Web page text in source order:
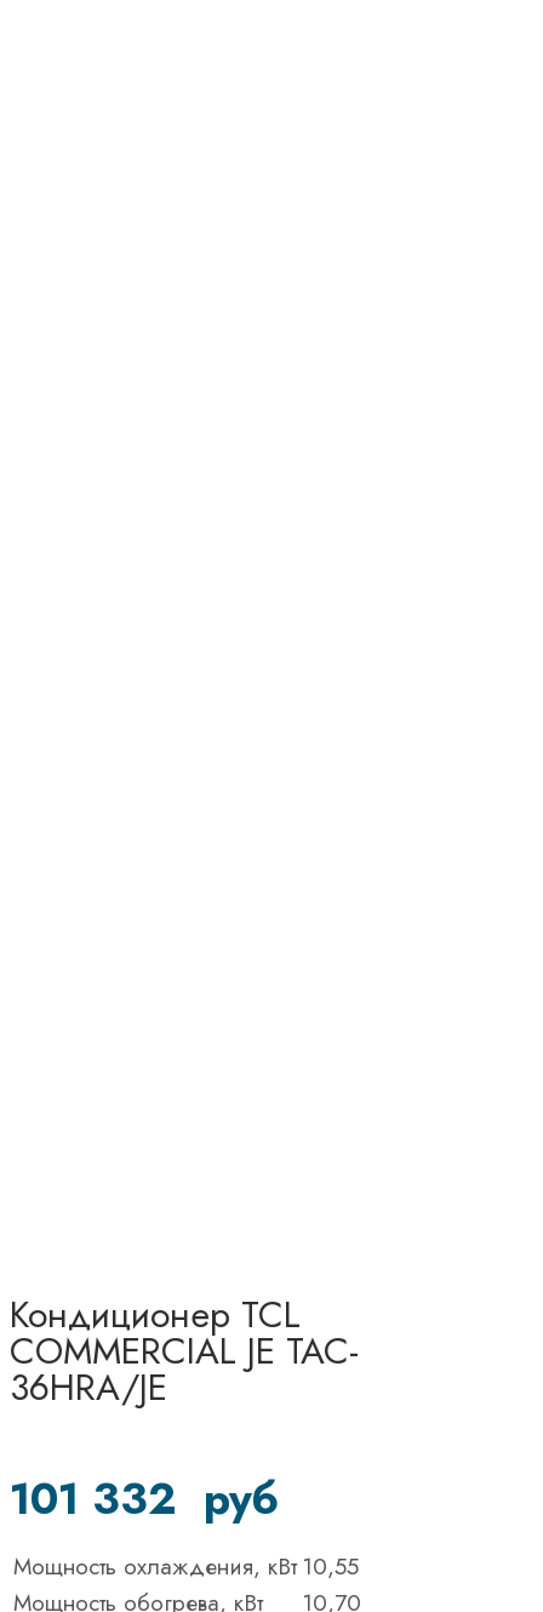
Кондиционер TCL
COMMERCIAL JE TAC-
36HRA/JE
101 332 руб
Мощность охлаждения, кВт 10,55
Мощность обогрева, кВт
10,70